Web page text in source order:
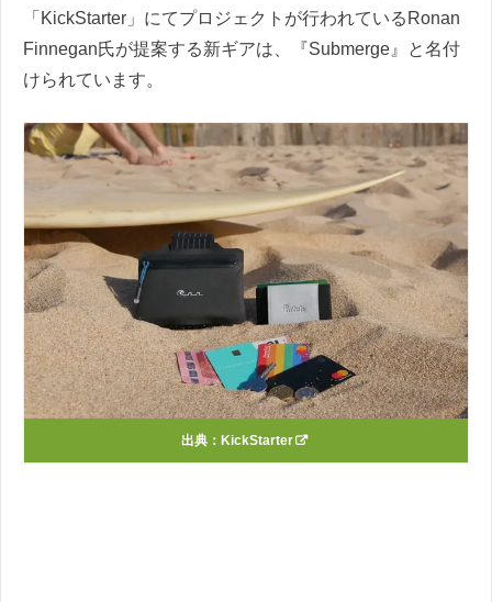
「KickStarter」にてプロジェクトが行われているRonan
Finnegan氏が提案する新ギアは、『Submerge』と名付
けられています。
出典： KickStarter